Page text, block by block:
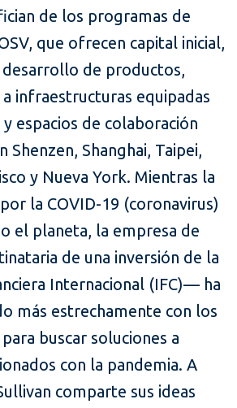
de los programas de
que ofrecen capital inicial,
de productos,
infraestructuras equipadas
espacios de colaboración
Shenzen, Shanghai, Taipei,
y Nueva York. Mientras la
la COVID-19 (coronavirus)
el planeta, la empresa de
de una inversión de la
Internacional (IFC)— ha
más estrechamente con los
buscar soluciones a
con la pandemia. A
comparte sus ideas